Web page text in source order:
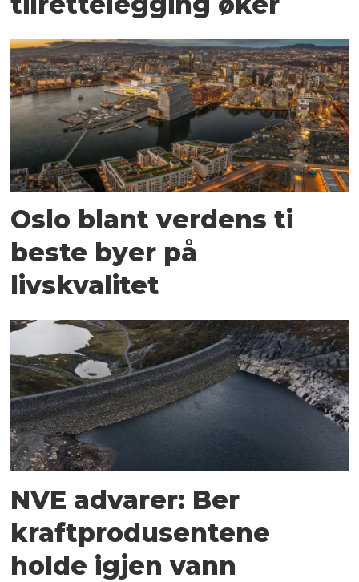
Oslo blant verdens ti
beste byer på
livskvalitet
NVE advarer: Ber
kraftprodusentene
holde igjen vann